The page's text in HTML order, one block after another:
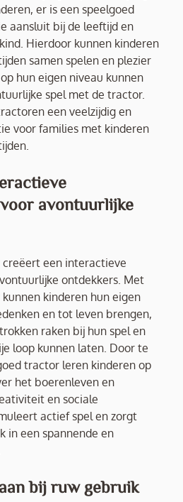
er is een speelgoed
aansluit bij de leeftijd en
Hierdoor kunnen kinderen
samen spelen en plezier
hun eigen niveau kunnen
spel met de tractor.
een veelzijdig en
voor families met kinderen
avontuurlijke
een interactieve
ontdekkers. Met
kinderen hun eigen
en tot leven brengen,
raken bij hun spel en
loop kunnen laten. Door te
tractor leren kinderen op
het boerenleven en
en sociale
actief spel en zorgt
in een spannende en
bij ruw gebruik